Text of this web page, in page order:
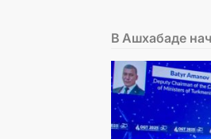
В Ашхабаде